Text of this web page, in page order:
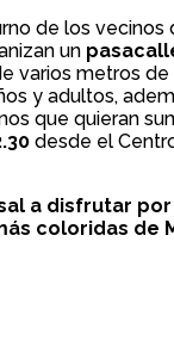
de los vecinos
un
varios metros
y adultos,
que quieran
desde el
a disfrutar
coloridas de